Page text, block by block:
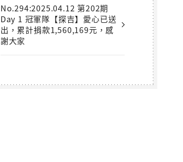
No.294:2025.04.12 第202期
Day 1 冠軍隊【探吉】愛心已送
出，累計捐款1,560,169元，感
謝大家